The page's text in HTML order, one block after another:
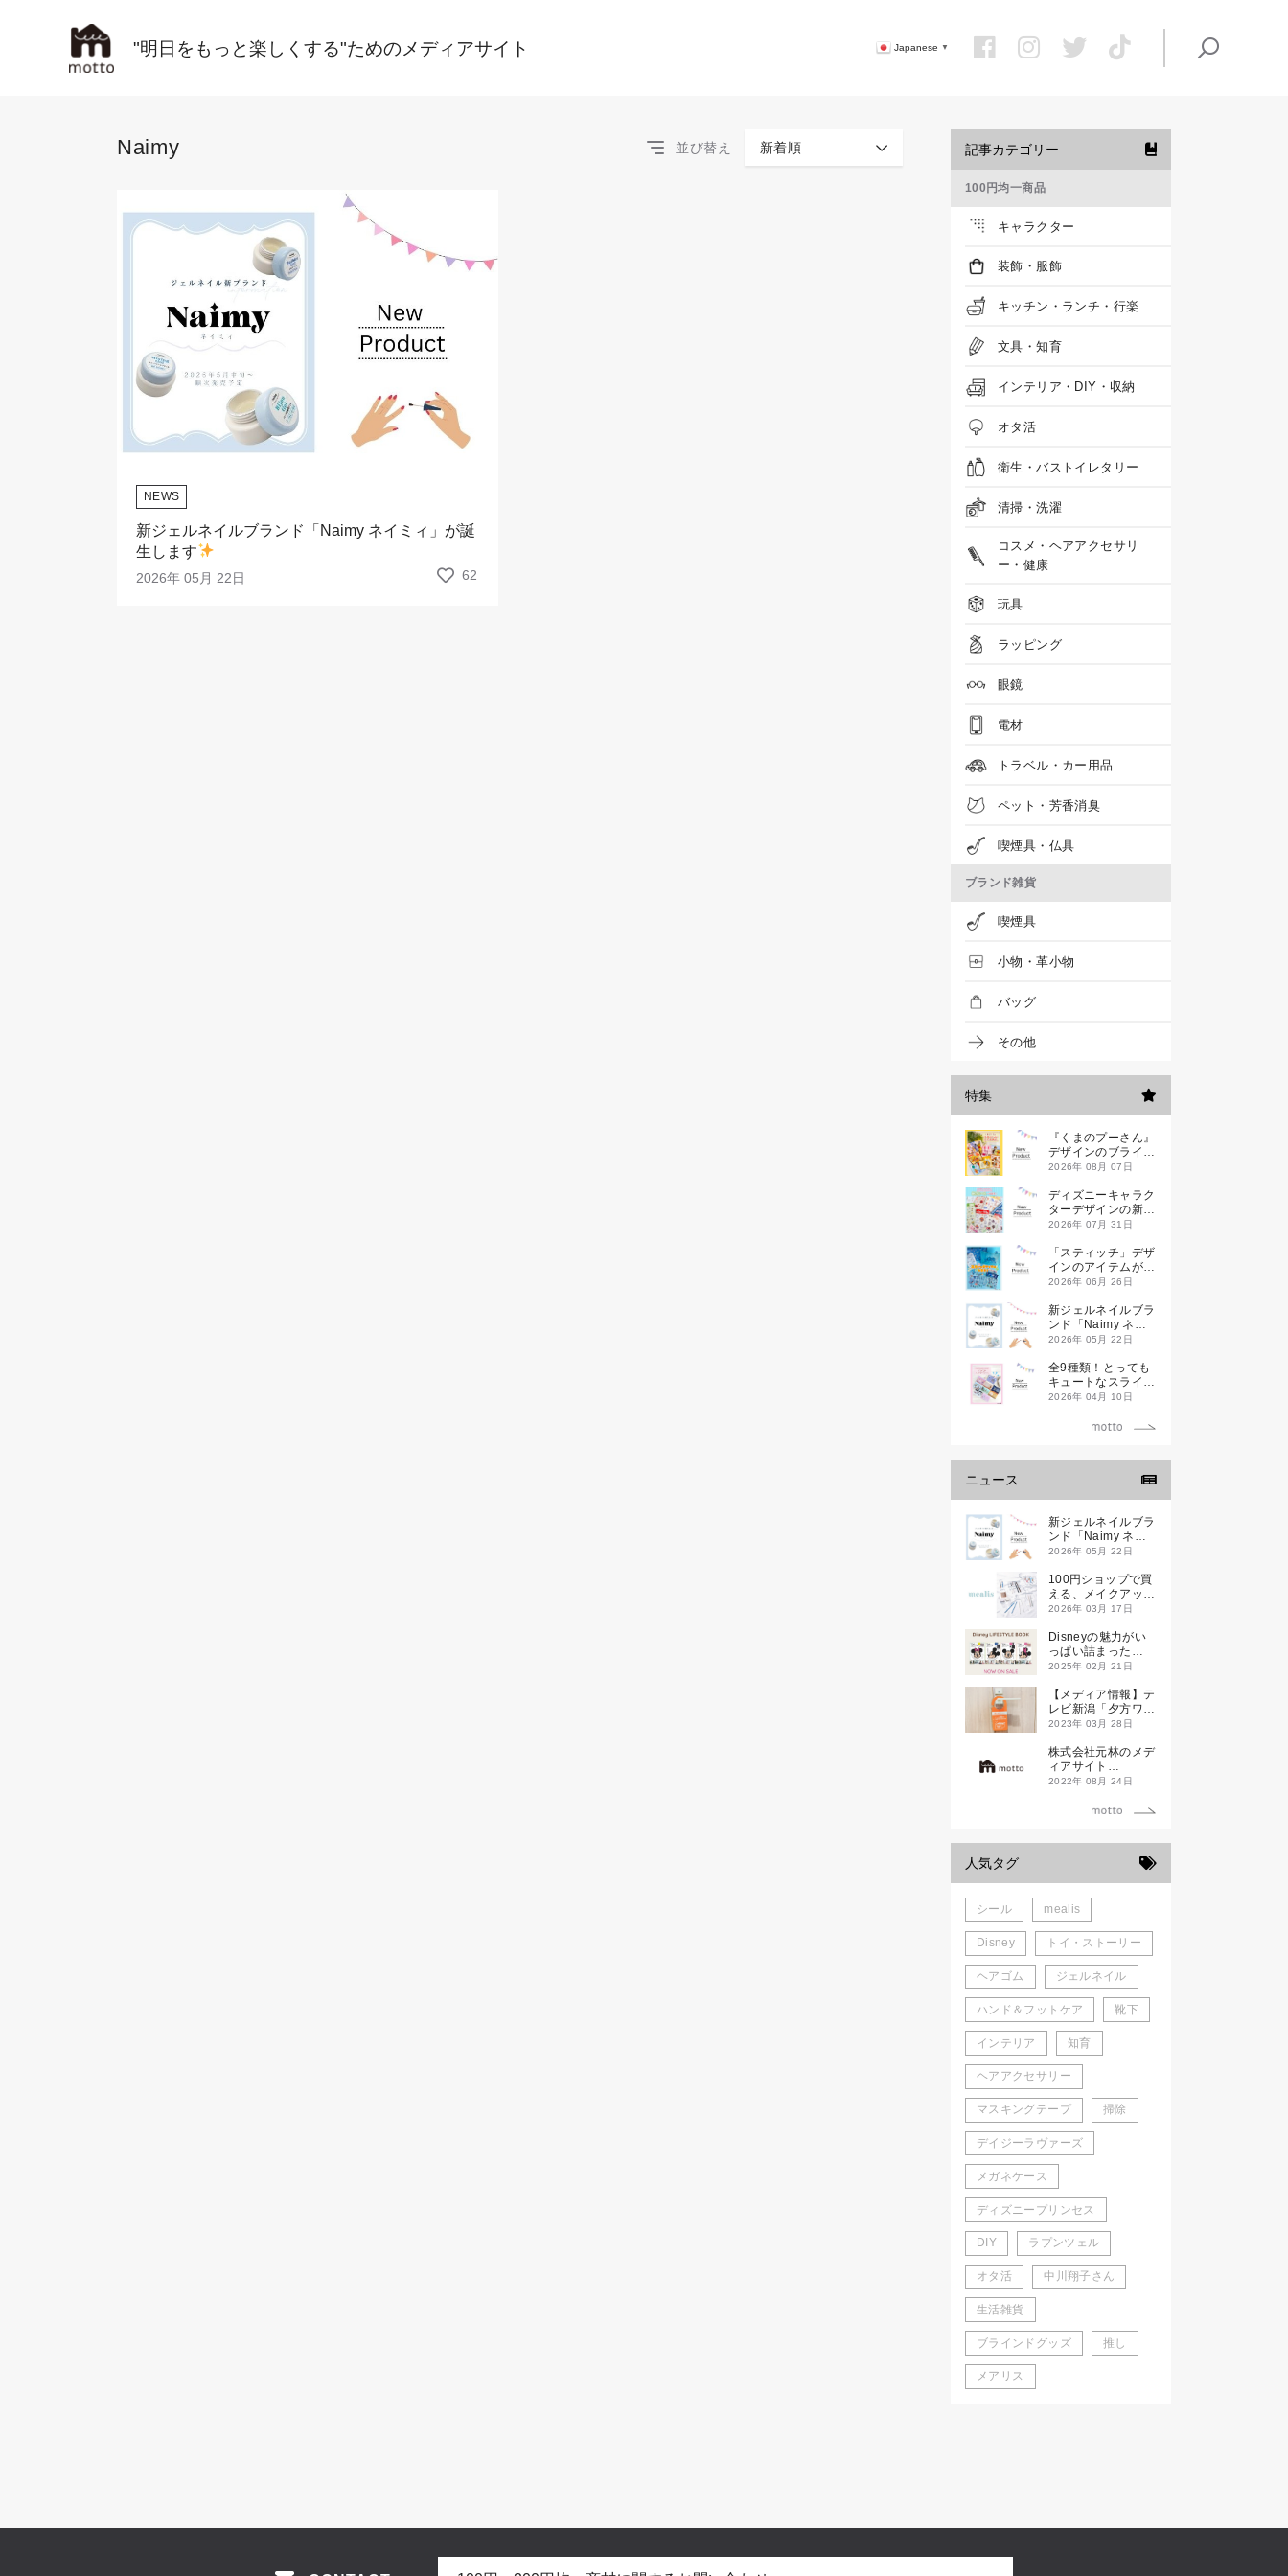
"明日をもっと楽しくする"ためのメディアサイト Japanese ▼
Naimy 並び替え 新着順
NEWS
新ジェルネイルブランド「Naimy ネイミィ」が誕
生します
2026年 05月 22日 62
記事カテゴリー
100円均一商品
キャラクター
装飾・服飾
キッチン・ランチ・行楽
文具・知育
インテリア・DIY・収納
オタ活
衛生・バストイレタリー
清掃・洗濯
コスメ・ヘアアクセサリ
ー・健康
玩具
ラッピング
眼鏡
電材
トラベル・カー用品
ペット・芳香消臭
喫煙具・仏具
ブランド雑貨
喫煙具
小物・革小物
バッグ
その他
特集
『くまのプーさん』
デザインのブライン
ドミニハンドタオル
2026年 08月 07日
ディズニーキャラク
ターデザインの新作
シールが一挙発売
2026年 07月 31日
「スティッチ」デザ
インのアイテムが新
登場です
2026年 06月 26日
新ジェルネイルブラ
ンド「Naimy ネイ
ミィ」が誕生します
2026年 05月 22日
全9種類！とっても
キュートなスライダ
ーケースが新登場し
2026年 04月 10日
ニュース
新ジェルネイルブラ
ンド「Naimy ネイ
ミィ」が誕生します
2026年 05月 22日
100円ショップで買
える、メイクアップ
ブランド
ス）」誕生。
2026年 03月 17日
Disneyの魅力がい
っぱい詰まった
『Disney
』が2月21日(金)に
新発売！
2025年 02月 21日
【メディア情報】テ
レビ新潟「夕方ワイ
ド新潟一番」
2023年 03月 28日
株式会社元林のメデ
ィアサイト
「motto」がローン
2022年 08月 24日
人気タグ
シール mealis
Disney トイ・ストーリー
ヘアゴム ジェルネイル
ハンド＆フットケア 靴下
インテリア 知育
ヘアアクセサリー
マスキングテープ 掃除
デイジーラヴァーズ
メガネケース
ディズニープリンセス
DIY ラプンツェル
オタ活 中川翔子さん
生活雑貨
ブラインドグッズ 推し
メアリス